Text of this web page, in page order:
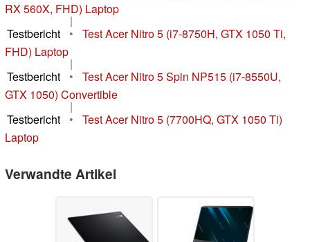
RX 560X, FHD) Laptop
|
Testbericht
•
Test Acer Nitro 5 (i7-8750H, GTX 1050 Ti,
FHD) Laptop
|
Testbericht
•
Test Acer Nitro 5 Spin NP515 (i7-8550U,
GTX 1050) Convertible
|
Testbericht
•
Test Acer Nitro 5 (7700HQ, GTX 1050 Ti)
Laptop
Verwandte Artikel